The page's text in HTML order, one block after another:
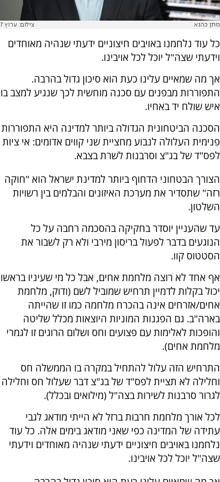
מתן כהנא צילום: ערוץ 7
כל עוד נלחמנו באויבים חיצוניים ידעתי שנהיה מאוחדים
וידעתי שצה"ל יוכל לכל אויבינו.
אך מה שמאיים עלינו כעת הוא סיכון גדול בהרבה.
התפוררות מבפנים עם סכנה מוחשית לכך שנגיע למצב בו
איש שולח יד באחיו.
הסכנה הביטחונית הגדולה ביותר למדינה היא התפוררות
פנימית העלולה לנבוע מחציית שני קווים אדומים: אי ציות
לפס"ד של בג"צ וסרבנות לשרת בצבא.
הצורך הבטחוני הדחוף ביותר למדינת ישראל הוא "חוקה
רזה" שתסדיר את מערכת האיזונים והבלמים בין רשויות
השלטון.
עד שהעניין יוסדר בחקיקה בהסכמה רחבה על כל
הנוגעים בדבר לפעול בריסון מירבי ולא רק לשבור את
הסטטוס קוו.
אף אחד לא רוצה מלחמת אחים, אבל כל מי שעיניו בראשו
יכול בקלות לדמיין תרחיש שמוביל לשם (ודוק, מלחמת
אחים/אזרחים אינה בהכרח מלחמה כמו זו שהייתה
בארה"ב. גם הפגנות המוניות היוצאות מכלל שליטה
והופכות לאלימות עם פצועים וחס ושלום הרוגים זו לגמרי
מלחמת אחים).
התרחיש הזה עלול להתחיל במקרה בו הממשלה חס
וחלילה לא תציית לפס"ד של בג"צ דבר שעלול חס וחלילה
לגרור סרבנות לשירות בצה"ל (מילואים ובכלל).
לכל אורך מלחמת חרבות ברזל לא הייתי מודאג לגבי
עתידה של המדינה כפי שאני מודאג בימים אלה. כל עוד
נלחמנו באויבים חיצוניים ידעתי שנהיה מאוחדים וידעתי
שצה"ל יוכל לכל אויבינו.